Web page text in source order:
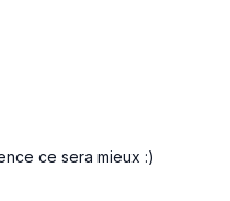
ce sera mieux :)